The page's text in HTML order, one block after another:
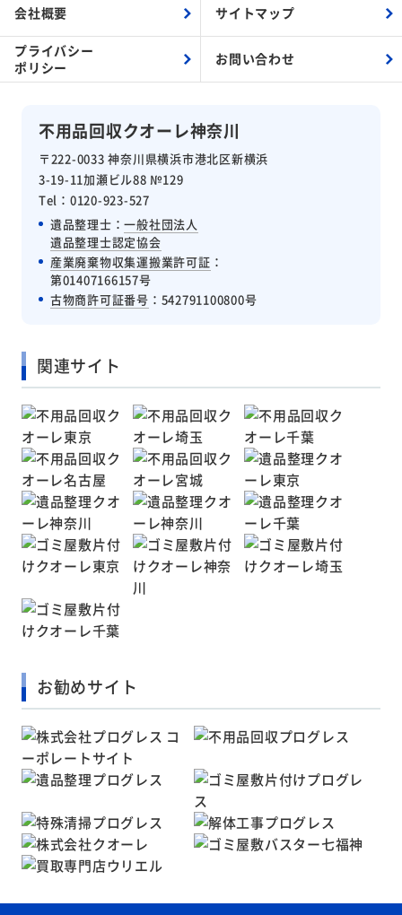
不用品回収クオーレ神奈川
〒222-0033 神奈川県横浜市港北区新横浜
3-19-11加瀬ビル88 №129
Tel：0120-923-527
遺品整理士：一般社団法人
遺品整理士認定協会
産業廃棄物収集運搬業許可証 ：
第01407166157号
古物商許可証番号 ：542791100800号
会社概要 サイトマップ
プライバシー
ポリシー
お問い合わせ
関連サイト
お勧めサイト